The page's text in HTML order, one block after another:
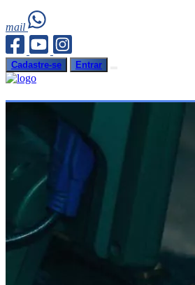
mail
Cadastre-se Entrar